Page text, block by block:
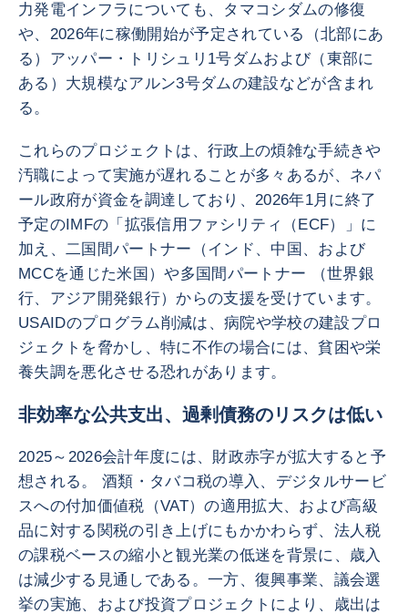
力発電インフラについても、タマコシダムの修復
や、2026年に稼働開始が予定されている（北部にあ
る）アッパー・トリシュリ1号ダムおよび（東部に
ある）大規模なアルン3号ダムの建設などが含まれ
る。
これらのプロジェクトは、行政上の煩雑な手続きや
汚職によって実施が遅れることが多々あるが、ネパ
ール政府が資金を調達しており、2026年1月に終了
予定のIMFの「拡張信用ファシリティ（ECF）」に
加え、二国間パートナー（インド、中国、および
MCCを通じた米国）や多国間パートナー （世界銀
行、アジア開発銀行）からの支援を受けています。
USAIDのプログラム削減は、病院や学校の建設プロ
ジェクトを脅かし、特に不作の場合には、貧困や栄
養失調を悪化させる恐れがあります。
非効率な公共支出、過剰債務のリスクは低い
2025～2026会計年度には、財政赤字が拡大すると予
想される。 酒類・タバコ税の導入、デジタルサービ
スへの付加価値税（VAT）の適用拡大、および高級
品に対する関税の引き上げにもかかわらず、法人税
の課税ベースの縮小と観光業の低迷を背景に、歳入
は減少する見通しである。一方、復興事業、議会選
挙の実施、および投資プロジェクトにより、歳出は